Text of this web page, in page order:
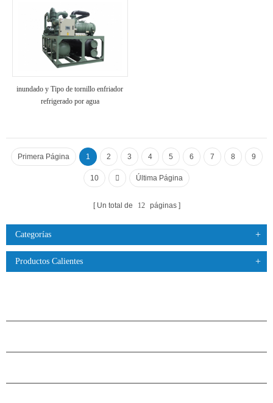
inundado y Tipo de tornillo enfriador
refrigerado por agua
Primera Página 1 2 3 4 5 6 7 8 9
10 Última Página
Un total de 12 páginas
Categorías
Productos Calientes